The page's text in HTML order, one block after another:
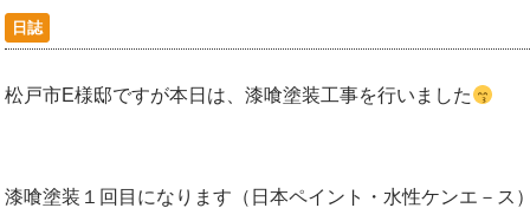
日誌
松戸市E様邸ですが本日は、漆喰塗装工事を行いました
漆喰塗装１回目になります（日本ペイント・水性ケンエ－ス